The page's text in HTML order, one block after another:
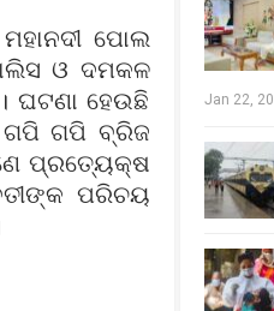
ପୋଲ
ଓ ଦମକଳ
ଘଟଣା ହେଉଛି
ଗପି ଗପି ବ୍ରିଜ
ପ୍ରତ୍ୟେକ୍ଷ
ପରିଚୟ
Jan 22,